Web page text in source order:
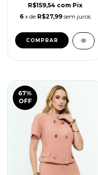
R$159,54 com Pix
6 x de R$27,99 sem juros
COMPRAR
67%
OFF